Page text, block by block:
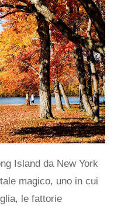
Island da New York
magico, uno in cui
le fattorie